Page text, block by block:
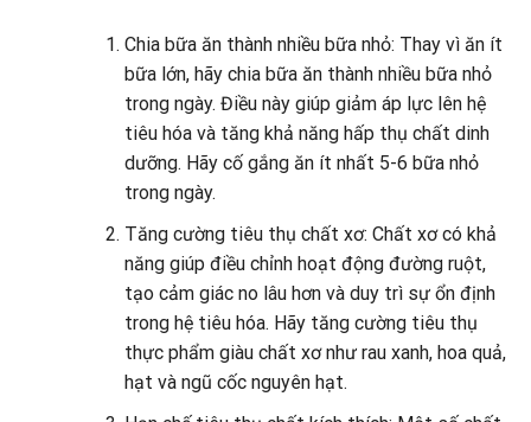
Chia bữa ăn thành nhiều bữa nhỏ: Thay vì ăn ít
bữa lớn, hãy chia bữa ăn thành nhiều bữa nhỏ
trong ngày. Điều này giúp giảm áp lực lên hệ
tiêu hóa và tăng khả năng hấp thụ chất dinh
dưỡng. Hãy cố gắng ăn ít nhất 5-6 bữa nhỏ
trong ngày.
Tăng cường tiêu thụ chất xơ: Chất xơ có khả
năng giúp điều chỉnh hoạt động đường ruột,
tạo cảm giác no lâu hơn và duy trì sự ổn định
trong hệ tiêu hóa. Hãy tăng cường tiêu thụ
thực phẩm giàu chất xơ như rau xanh, hoa quả,
hạt và ngũ cốc nguyên hạt.